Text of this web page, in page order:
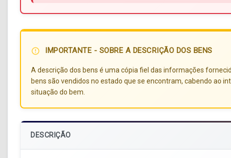
error_outline IMPORTANTE - SOBRE A DESCRIÇÃO DOS BENS
A descrição dos bens é uma cópia fiel das informações
bens são vendidos no estado que se encontram, cabendo ao
situação do bem.
DESCRIÇÃO